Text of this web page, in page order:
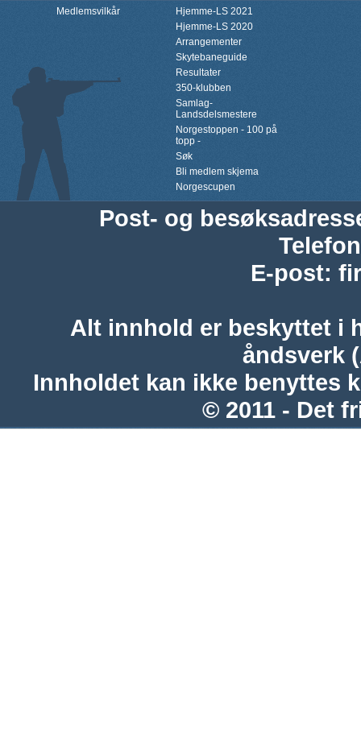
Medlemsvilkår
Hjemme-LS 2021
Hjemme-LS 2020
Arrangementer
Skytebaneguide
Resultater
350-klubben
Samlag-
Landsdelsmestere
Norgestoppen - 100 på
topp -
Søk
Bli medlem skjema
Norgescupen
Post- og
Telefon
E-post:
Alt innhold er beskyttet i
åndsverk
Innholdet kan ikke benyttes
© 2011 - Det